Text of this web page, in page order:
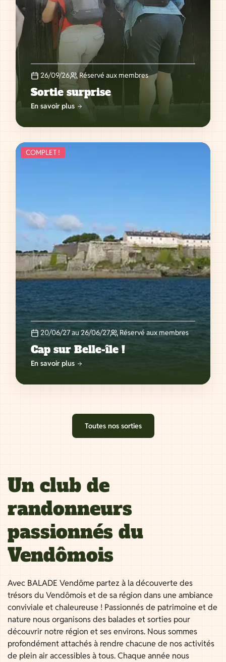
26/09/26 Réservé aux membres
Sortie surprise
En savoir plus
COMPLET !
20/06/27 au 26/06/27 Réservé aux membres
Cap sur Belle-île !
En savoir plus
Toutes nos sorties
Un club de
randonneurs
passionnés du
Vendômois
Avec BALADE Vendôme partez à la découverte des
trésors du Vendômois et de sa région dans une ambiance
conviviale et chaleureuse ! Passionnés de patrimoine et de
nature nous organisons des balades et sorties pour
découvrir notre région et ses environs. Nous sommes
profondément attachés à rendre chacune de nos activités
de plein air accessibles à tous. Chaque année nous